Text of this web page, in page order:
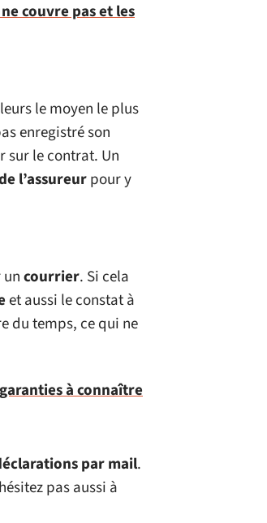
couvre pas et les
le moyen le plus
enregistré son
sur le contrat. Un
l’assureurpour y
uncourrier. Si cela
et aussi le constat à
du temps, ce qui ne
à connaître
par mail.
pas aussi à